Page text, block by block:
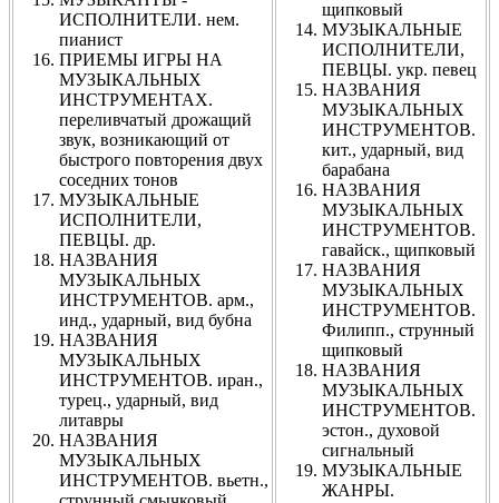
ИСПОЛНИТЕЛИ. нем.
пианист
ПРИЕМЫ ИГРЫ НА
МУЗЫКАЛЬНЫХ
ИНСТРУМЕНТАХ.
переливчатый дрожащий
звук, возникающий от
быстрого повторения двух
соседних тонов
МУЗЫКАЛЬНЫЕ
ИСПОЛНИТЕЛИ,
ПЕВЦЫ. др.
НАЗВАНИЯ
МУЗЫКАЛЬНЫХ
ИНСТРУМЕНТОВ. арм.,
инд., ударный, вид бубна
НАЗВАНИЯ
МУЗЫКАЛЬНЫХ
ИНСТРУМЕНТОВ. иран.,
турец., ударный, вид
литавры
НАЗВАНИЯ
МУЗЫКАЛЬНЫХ
ИНСТРУМЕНТОВ. вьетн.,
щипковый
МУЗЫКАЛЬНЫЕ
ИСПОЛНИТЕЛИ,
ПЕВЦЫ. укр. певец
НАЗВАНИЯ
МУЗЫКАЛЬНЫХ
ИНСТРУМЕНТОВ.
кит., ударный, вид
барабана
НАЗВАНИЯ
МУЗЫКАЛЬНЫХ
ИНСТРУМЕНТОВ.
гавайск., щипковый
НАЗВАНИЯ
МУЗЫКАЛЬНЫХ
ИНСТРУМЕНТОВ.
Филипп., струнный
щипковый
НАЗВАНИЯ
МУЗЫКАЛЬНЫХ
ИНСТРУМЕНТОВ.
эстон., духовой
сигнальный
МУЗЫКАЛЬНЫЕ
ЖАНРЫ.